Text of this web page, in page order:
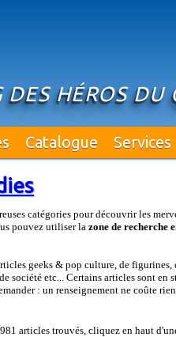
DES HÉROS
Catalogue Services
catégories pour découvrir les
pouvez utiliser la zone de recherche
geeks & pop culture, de figurines,
société etc... Certains articles sont en
: un renseignement ne coûte
articles trouvés, cliquez en haut